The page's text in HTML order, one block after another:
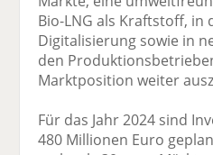
Bio-LNG als Kraftstoff, in
Digitalisierung sowie in
den
Marktposition weiter
Für das Jahr 2024 sind
480 Millionen Euro